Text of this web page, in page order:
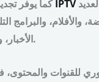
كما يوفرIPTVإمكانية الوصول إلى العديد
والأفلام، والبرامج
الأخبار، والموسيقى، والأطفال.
للقنوات والمحتوى،